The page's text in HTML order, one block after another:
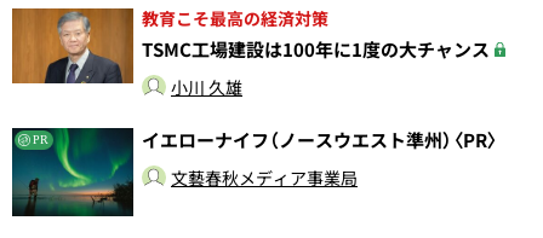
教育こそ最高の経済対策
TSMC工場建設は100年に1度の大チャンス
小川 久雄
PR イエローナイフ（ノースウエスト準州）〈PR〉
文藝春秋メディア事業局